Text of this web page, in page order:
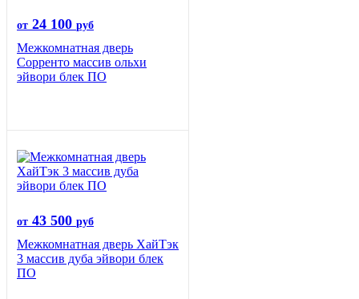
от 24 100 руб
Межкомнатная дверь
Сорренто массив ольхи
эйвори блек ПО
от 43 500 руб
Межкомнатная дверь ХайТэк
3 массив дуба эйвори блек
ПО